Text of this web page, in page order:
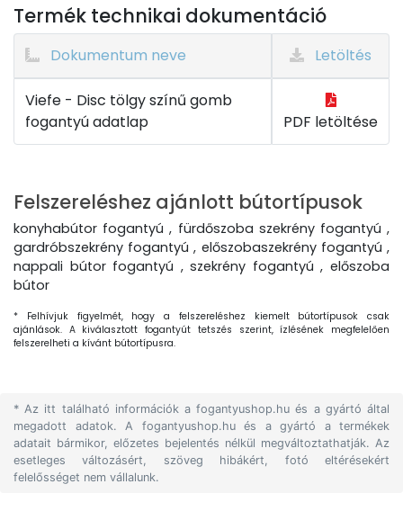
Termék technikai dokumentáció
Dokumentum neve Letöltés
Viefe - Disc tölgy színű gomb
fogantyú adatlap
PDF letöltése
Felszereléshez ajánlott bútortípusok
konyhabútor fogantyú , fürdőszoba szekrény fogantyú ,
gardróbszekrény fogantyú , előszobaszekrény fogantyú ,
nappali bútor fogantyú , szekrény fogantyú , előszoba
bútor
* Felhívjuk figyelmét, hogy a felszereléshez kiemelt bútortípusok csak
ajánlások. A kiválasztott fogantyút tetszés szerint, ízlésének megfelelően
felszerelheti a kívánt bútortípusra.
* Az itt található információk a fogantyushop.hu és a gyártó által
megadott adatok. A fogantyushop.hu és a gyártó a termékek
adatait bármikor, előzetes bejelentés nélkül megváltoztathatják. Az
esetleges változásért, szöveg hibákért, fotó eltérésekért
felelősséget nem vállalunk.